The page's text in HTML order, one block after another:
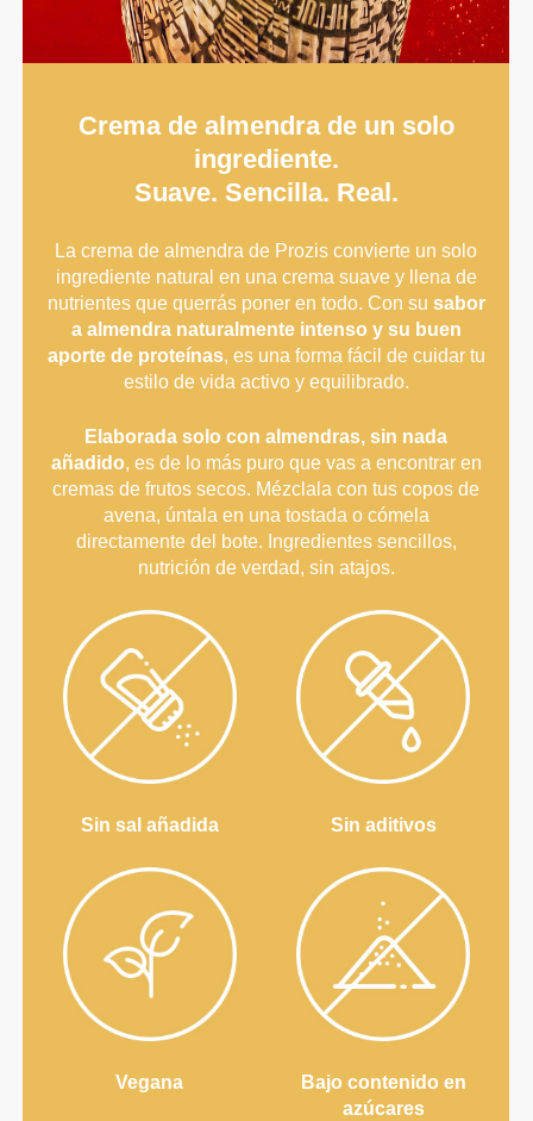
Crema de almendra de un solo
ingrediente.
Suave. Sencilla. Real.
La crema de almendra de Prozis convierte un solo
ingrediente natural en una crema suave y llena de
nutrientes que querrás poner en todo. Con su sabor
a almendra naturalmente intenso y su buen
aporte de proteínas, es una forma fácil de cuidar tu
estilo de vida activo y equilibrado.
Elaborada solo con almendras, sin nada
añadido, es de lo más puro que vas a encontrar en
cremas de frutos secos. Mézclala con tus copos de
avena, úntala en una tostada o cómela
directamente del bote. Ingredientes sencillos,
nutrición de verdad, sin atajos.
Sin sal añadida Sin aditivos
Vegana
Bajo contenido en
azúcares